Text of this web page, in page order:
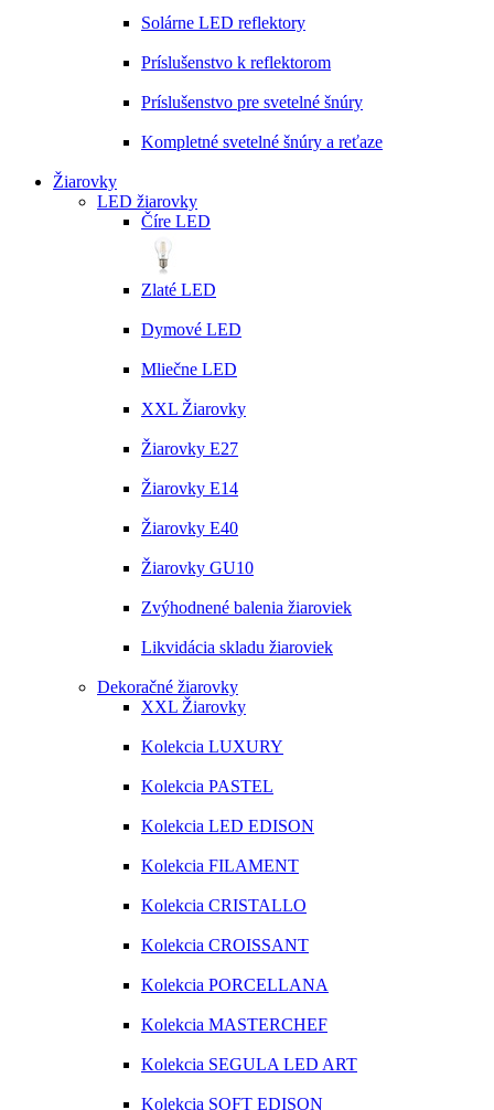
Solárne LED reflektory
Príslušenstvo k reflektorom
Príslušenstvo pre svetelné šnúry
Kompletné svetelné šnúry a reťaze
Žiarovky
LED žiarovky
Číre LED
Zlaté LED
Dymové LED
Mliečne LED
XXL Žiarovky
Žiarovky E27
Žiarovky E14
Žiarovky E40
Žiarovky GU10
Zvýhodnené balenia žiaroviek
Likvidácia skladu žiaroviek
Dekoračné žiarovky
XXL Žiarovky
Kolekcia LUXURY
Kolekcia PASTEL
Kolekcia LED EDISON
Kolekcia FILAMENT
Kolekcia CRISTALLO
Kolekcia CROISSANT
Kolekcia PORCELLANA
Kolekcia MASTERCHEF
Kolekcia SEGULA LED ART
Kolekcia SOFT EDISON